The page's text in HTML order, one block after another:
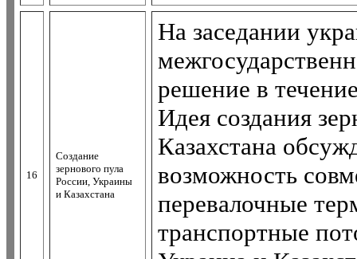
16
Создание
зернового пула
России, Украины
и Казахстана
На заседании
решение в
Идея создания
Казахстана
возможность
перевалочные
транспортные